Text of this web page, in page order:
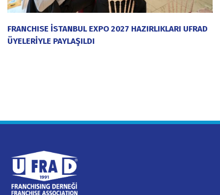
FRANCHISE İSTANBUL EXPO 2027 HAZIRLIKLARI UFRAD
ÜYELERİYLE PAYLAŞILDI